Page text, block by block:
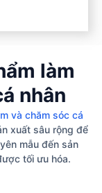
làm
nhân
và chăm sóc cá
xuất sâu rộng để
mẫu đến sản
tối ưu hóa.